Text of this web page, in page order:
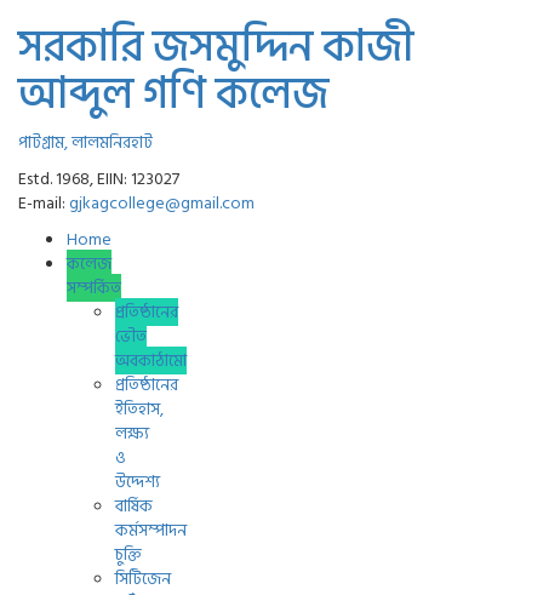
সরকারি জসমুদ্দিন কাজী
আব্দুল গণি কলেজ
পাটগ্রাম, লালমনিরহাট
Estd. 1968, EIIN: 123027
E-mail:gjkagcollege@gmail.com
Home
কলেজ
সম্পর্কিত
প্রতিষ্ঠানের
ভৌত
অবকাঠামো
প্রতিষ্ঠানের
ইতিহাস,
লক্ষ্য
ও
উদ্দেশ্য
বার্ষিক
কর্মসম্পাদন
চুক্তি
সিটিজেন